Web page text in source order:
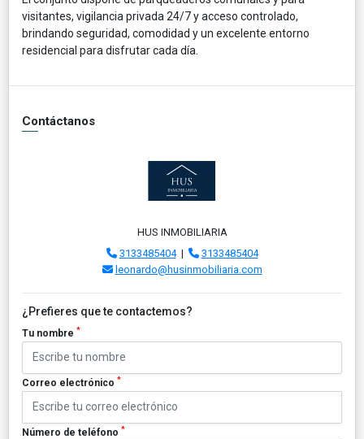
visitantes, vigilancia privada 24/7 y acceso controlado,
brindando seguridad, comodidad y un excelente entorno
residencial para disfrutar cada día.
Contáctanos
HUS INMOBILIARIA
3133485404|
3133485404
leonardo@husinmobiliaria.com
¿Prefieres que te contactemos?
Tu nombre *
Correo electrónico *
Número de teléfono *